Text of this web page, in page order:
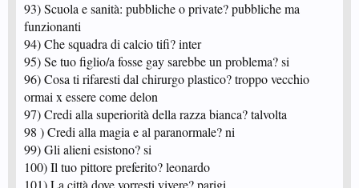
93) Scuola e sanità: pubbliche o private? pubbliche ma
funzionanti
94) Che squadra di calcio tifi? inter
95) Se tuo figlio/a fosse gay sarebbe un problema? si
96) Cosa ti rifaresti dal chirurgo plastico? troppo vecchio
ormai x essere come delon
97) Credi alla superiorità della razza bianca? talvolta
98 ) Credi alla magia e al paranormale? ni
99) Gli alieni esistono? si
100) Il tuo pittore preferito? leonardo
101) La città dove vorresti vivere? parigi